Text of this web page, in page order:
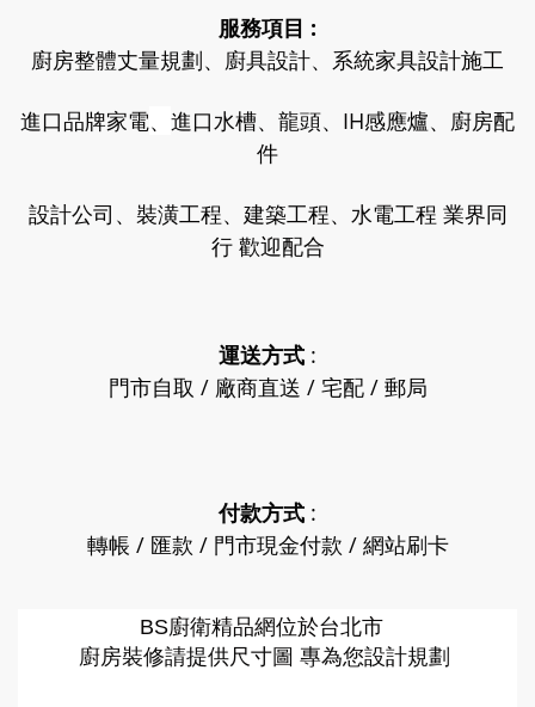
服務項目 :
廚房整體丈量規劃、廚具設計、系統家具設計施工
進口品牌家電、 進口水槽、龍頭、IH感應爐、廚房配
件
設計公司、裝潢工程、建築工程、水電工程 業界同
行 歡迎配合
運送方式 :
門市自取 / 廠商直送 / 宅配 / 郵局
付款方式 :
轉帳 / 匯款 / 門市現金付款 / 網站刷卡
BS廚衛精品網位於台北市
廚房裝修請提供尺寸圖 專為您設計規劃